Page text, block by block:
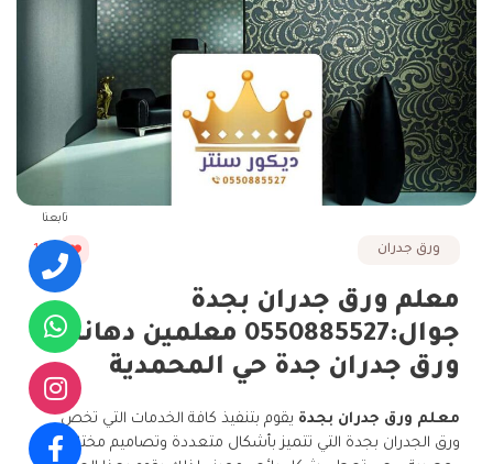
ورق جدران 166
معلم ورق جدران بجدة
جوال:0550885527 معلمين دهانات
ورق جدران جدة حي المحمدية
معلم ورق جدران بجدة يقوم بتنفيذ كافة الخدمات التي تخص
ورق الجدران بجدة التي تتميز بأشكال متعددة وتصاميم مختلفه
تابعنا